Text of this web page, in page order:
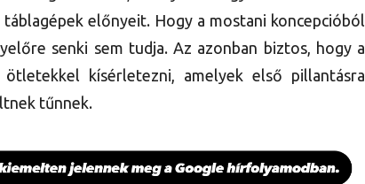
előnyeit. Hogy a mostani koncepcióból
senki sem tudja. Az azonban biztos, hogy a
kísérletezni, amelyek első pillantásra
tűnnek.